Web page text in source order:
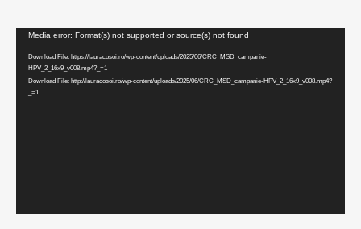
Video
Player
Media error: Format(s) not supported or source(s) not found
Download File: https://lauracosoi.ro/wp-content/uploads/2025/06/CRC_MSD_campanie-
HPV_2_16x9_v008.mp4?_=1
Download File: http://lauracosoi.ro/wp-content/uploads/2025/06/CRC_MSD_campanie-HPV_2_16x9_v008.mp4?
_=1